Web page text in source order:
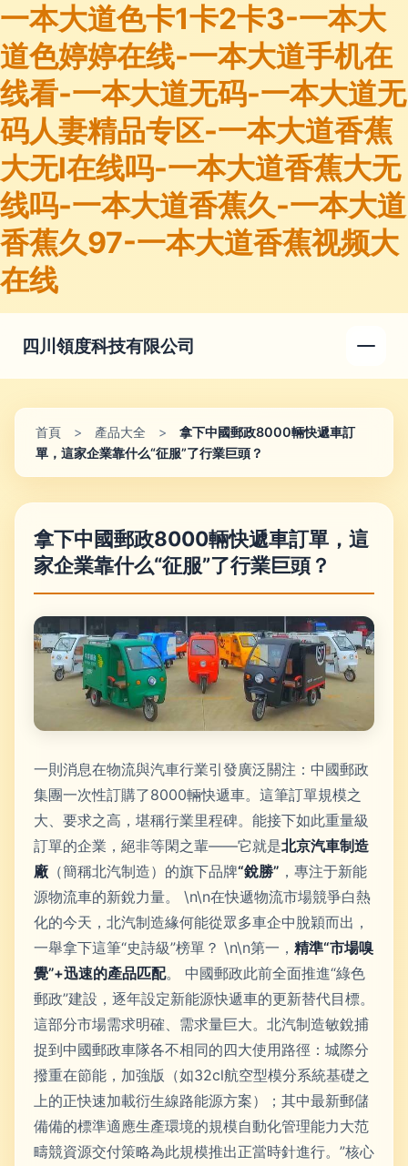
一本大道色卡1卡2卡3-一本大
道色婷婷在线-一本大道手机在
线看-一本大道无码-一本大道无
码人妻精品专区-一本大道香蕉
大无l在线吗-一本大道香蕉大无
线吗-一本大道香蕉久-一本大道
香蕉久97-一本大道香蕉视频大
在线
四川領度科技有限公司
首頁 > 產品大全 >
拿下中國郵政8000輛快遞車訂
單，這家企業靠什么“征服”了行業巨頭？
拿下中國郵政8000輛快遞車訂單，這
家企業靠什么“征服”了行業巨頭？
一則消息在物流與汽車行業引發廣泛關注：中國郵政
集團一次性訂購了8000輛快遞車。這筆訂單規模之
大、要求之高，堪稱行業里程碑。能接下如此重量級
訂單的企業，絕非等閑之輩——它就是北京汽車制造
廠 （簡稱北汽制造）的旗下品牌“銳勝” ，專注于新能
源物流車的新銳力量。 \n\n在快遞物流市場競爭白熱
化的今天，北汽制造緣何能從眾多車企中脫穎而出，
一舉拿下這筆“史詩級”榜單？ \n\n第一， 精準“市場嗅
覺”+迅速的產品匹配。 中國郵政此前全面推進“綠色
郵政”建設，逐年設定新能源快遞車的更新替代目標。
這部分市場需求明確、需求量巨大。北汽制造敏銳捕
捉到中國郵政車隊各不相同的四大使用路徑：城際分
撥重在節能，加強版（如32cl航空型模分系統基礎之
上的正快速加載衍生線路能源方案）；其中最新郵儲
備備的標準適應生產環境的規模自動化管理能力大范
疇競資源交付策略為此規模推出正當時針進行。”核心